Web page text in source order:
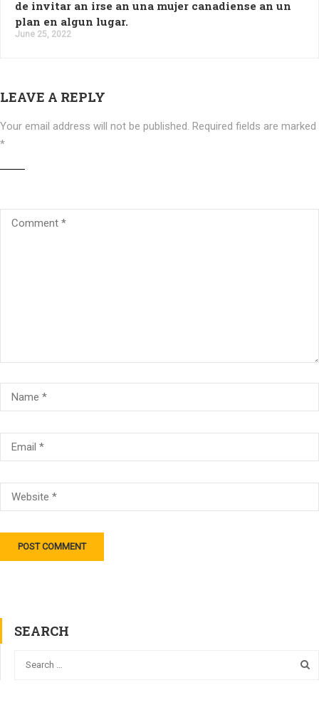
de invitar an irse an una mujer canadiense an un
plan en algun lugar.
June 25, 2022
LEAVE A REPLY
Your email address will not be published. Required fields are marked
*
SEARCH